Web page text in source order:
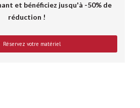
et bénéficiez jusqu'à -50% de
réduction !
Réservez votre matériel